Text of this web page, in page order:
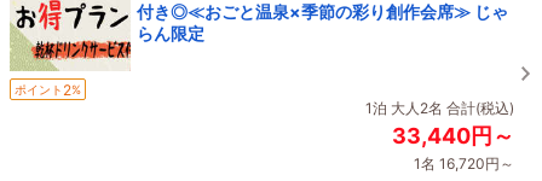
付き◎≪おごと温泉×季節の彩り創作会席≫ じゃ
らん限定
ポイント 2%
1泊 大人2名 合計(税込)
33,440円～
1名 16,720円～